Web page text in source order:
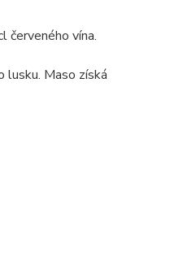
červeného vína.
lusku. Maso získá